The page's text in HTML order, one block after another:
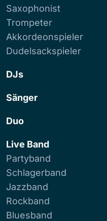
Saxophonist
Trompeter
Akkordeonspieler
Dudelsackspieler
DJs
Sänger
Duo
Live Band
Partyband
Schlagerband
Jazzband
Rockband
Bluesband